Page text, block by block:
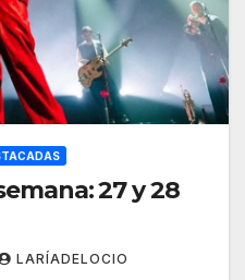
27 y 28
LARÍADELOCIO